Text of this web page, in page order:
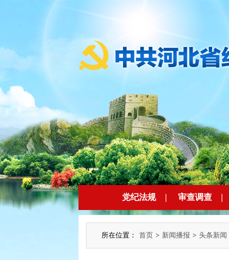
党纪法规 | 审查调查 |
所在位置： 首页 > 新闻播报 > 头条新闻